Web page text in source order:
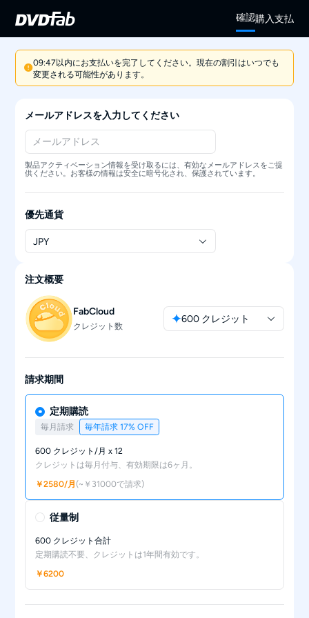
確認購入支払
09:47以内にお支払いを完了してください。現在の割引はいつでも
変更される可能性があります。
メールアドレスを入力してください
製品アクティベーション情報を受け取るには、有効なメールアドレスをご提
供ください。お客様の情報は安全に暗号化され、保護されています。
優先通貨
JPY
注文概要
FabCloud
クレジット数
600 クレジット
請求期間
定期購読
毎月請求 毎年請求17% OFF
600 クレジット/月 x 12
クレジットは毎月付与、有効期限は6ヶ月。
￥2580/月(~￥31000で請求)
従量制
600 クレジット合計
定期購読不要、クレジットは1年間有効です。
￥6200